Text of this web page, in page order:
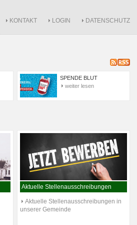
KONTAKT LOGIN DATENSCHUTZ
SPENDE BLUT
weiter lesen
Aktuelle Stellenausschreibungen
Aktuelle Stellenausschreibungen in
unserer Gemeinde